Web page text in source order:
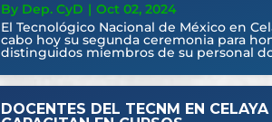
By Dep. CyD | Oct 02, 2024
El Tecnológico Nacional de México en
cabo hoy su segunda ceremonia para
distinguidos miembros de su personal
DOCENTES DEL TECNM EN CELAYA